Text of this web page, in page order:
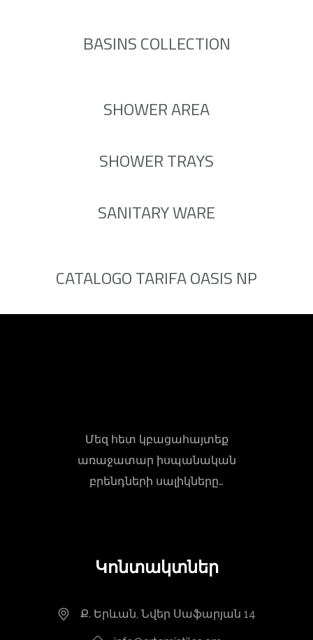
BASINS COLLECTION
SHOWER AREA
SHOWER TRAYS
SANITARY WARE
CATALOGO TARIFA OASIS NP
Մեզ հետ կբացահայտեք
առաջատար իսպանական
բրենդների սալիկները…
Կոնտակտներ
Ք. Երևան, Նվեր Սաֆարյան 14